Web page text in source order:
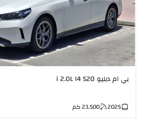
بي ام دبليو 520 i 2.0L I4
2025
23,500كم